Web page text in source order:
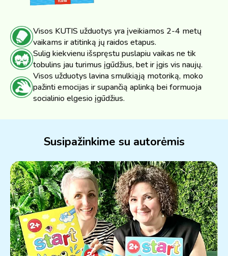
Visos KUTIS užduotys yra įveikiamos 2-4 metų
vaikams ir atitinką jų raidos etapus.
Sulig kiekvienu išspręstu puslapiu vaikas ne tik
tobulins jau turimus įgūdžius, bet ir įgis vis naujų.
Visos užduotys lavina smulkiąją motoriką, moko
pažinti emocijas ir supančią aplinką bei formuoja
socialinio elgesio įgūdžius.
Susipažinkime su autorėmis